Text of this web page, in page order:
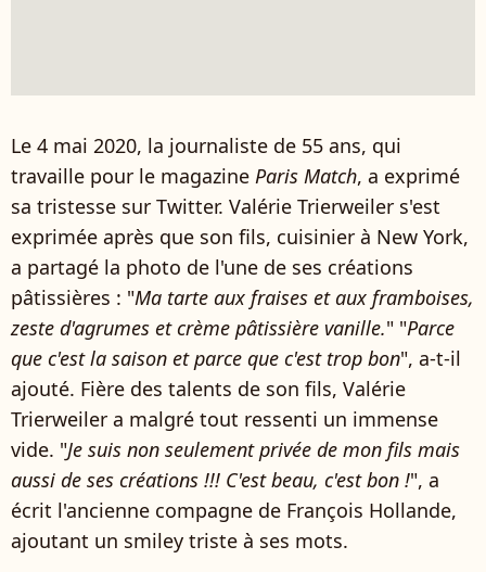
Le 4 mai 2020, la journaliste de 55 ans, qui
travaille pour le magazine Paris Match, a exprimé
sa tristesse sur Twitter. Valérie Trierweiler s'est
exprimée après que son fils, cuisinier à New York,
a partagé la photo de l'une de ses créations
pâtissières : "Ma tarte aux fraises et aux framboises,
zeste d'agrumes et crème pâtissière vanille." "Parce
que c'est la saison et parce que c'est trop bon", a-t-il
ajouté. Fière des talents de son fils, Valérie
Trierweiler a malgré tout ressenti un immense
vide. "Je suis non seulement privée de mon fils mais
aussi de ses créations !!! C'est beau, c'est bon !", a
écrit l'ancienne compagne de François Hollande,
ajoutant un smiley triste à ses mots.